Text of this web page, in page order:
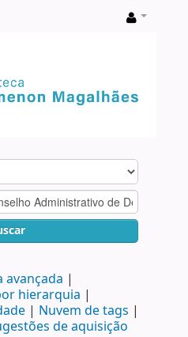
avançada
hierarquia
Nuvem de tags
de aquisição